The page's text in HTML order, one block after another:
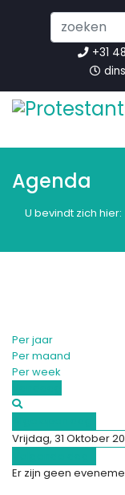
+31
Agenda
U bevindt zich hier:
Per jaar
Per maand
Per week
Vrijdag, 31 Oktober
Er zijn geen